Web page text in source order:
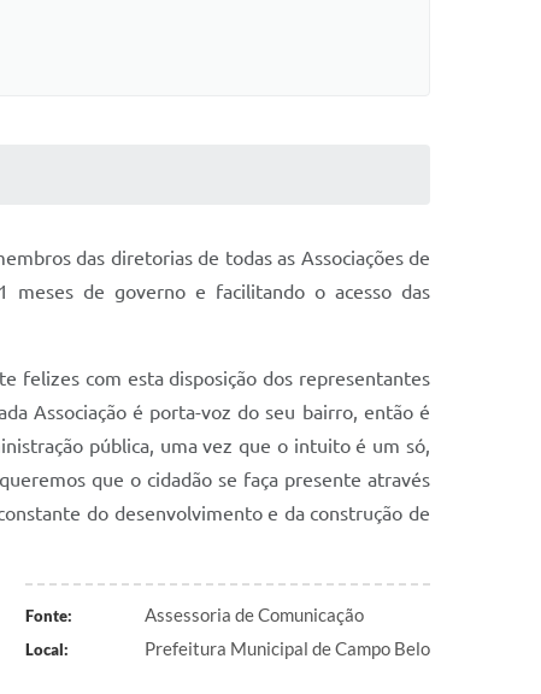
das diretorias de todas as Associações de
meses de governo e facilitando o acesso das
felizes com esta disposição dos representantes
Associação é porta-voz do seu bairro, então é
pública, uma vez que o intuito é um só,
que o cidadão se faça presente através
do desenvolvimento e da construção de
Fonte: Assessoria de Comunicação
Local: Prefeitura Municipal de Campo Belo